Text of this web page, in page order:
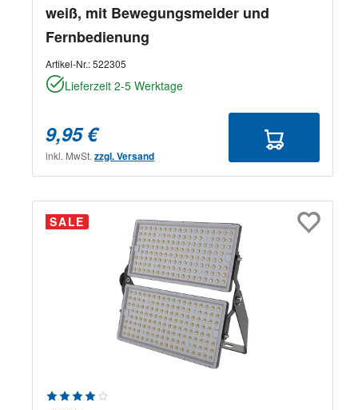
weiß, mit Bewegungsmelder und
Fernbedienung
Artikel-Nr.:522305
Lieferzeit 2-5 Werktage
9,95 €
inkl. MwSt. zzgl. Versand
SALE
Durchschnittliche Bewertung von 4 von 5 Sternen